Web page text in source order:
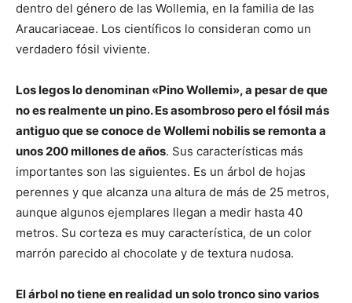
dentro del género de las Wollemia, en la familia de las
Araucariaceae. Los científicos lo consideran como un
verdadero fósil viviente.
Los legos lo denominan «Pino Wollemi», a pesar de que
no es realmente un pino. Es asombroso pero el fósil más
antiguo que se conoce de Wollemi nobilis se remonta a
unos 200 millones de años. Sus características más
importantes son las siguientes. Es un árbol de hojas
perennes y que alcanza una altura de más de 25 metros,
aunque algunos ejemplares llegan a medir hasta 40
metros. Su corteza es muy característica, de un color
marrón parecido al chocolate y de textura nudosa.
El árbol no tiene en realidad un solo tronco sino varios